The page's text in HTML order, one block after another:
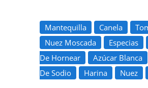
Mantequilla Canela
Nuez Moscada
Especias
De Hornear
Azúcar Blanca
De Sodio
Harina Nuez